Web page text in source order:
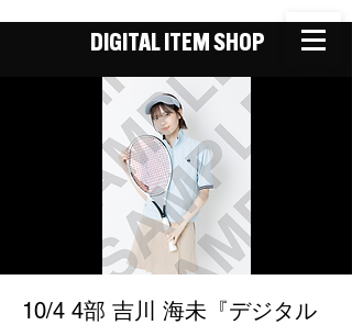
DIGITAL ITEM SHOP
10/4 4部 吉川 海未『デジタル